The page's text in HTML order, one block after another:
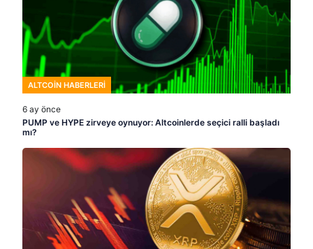
ALTCOIN HABERLERI
6 ay önce
PUMP ve HYPE zirveye oynuyor: Altcoinlerde seçici ralli başladı
mı?